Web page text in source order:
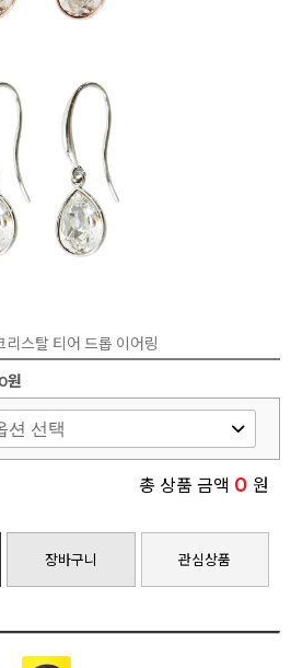
스탈 티어 드롭 이어링
원
총 상품 금액 0 원
장바구니 관심상품